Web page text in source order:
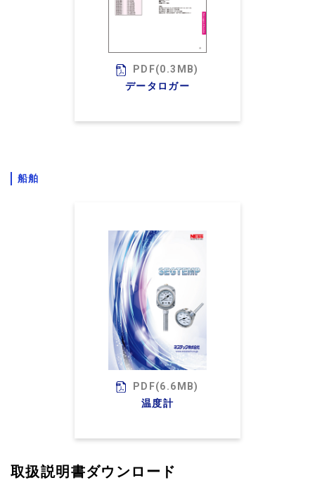
PDF(0.3MB)
データロガー
船舶
PDF(6.6MB)
温度計
取扱説明書ダウンロード